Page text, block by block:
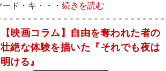
ド・キ・・・ 続きを読む
【映画コラム】自由を奪われた者の
壮絶な体験を描いた『それでも夜は
明ける』